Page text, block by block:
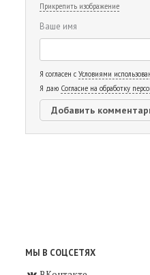
Прикрепить изображение
Ваше имя
Я согласен с Условиями
Я даю Согласие на обработку
МЫ В СОЦСЕТЯХ